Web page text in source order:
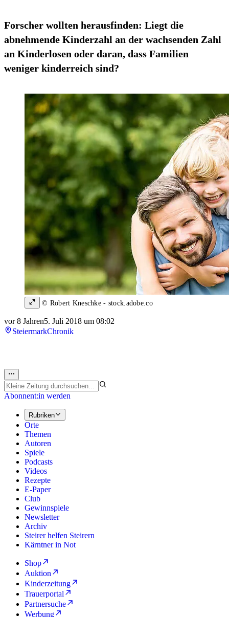
Forscher wollten herausfinden: Liegt die
abnehmende Kinderzahl an der wachsenden Zahl
an Kinderlosen oder daran, dass Familien
weniger kinderreich sind?
© Robert Kneschke - stock.adobe.co
vor 8 Jahren5. Juli 2018 um 08:02
SteiermarkChronik
Abonnent:in werden
Rubriken
Orte
Themen
Autoren
Spiele
Podcasts
Videos
Rezepte
E-Paper
Club
Gewinnspiele
Newsletter
Archiv
Steirer helfen Steirern
Kärntner in Not
Shop
Auktion
Kinderzeitung
Trauerportal
Partnersuche
Werbung